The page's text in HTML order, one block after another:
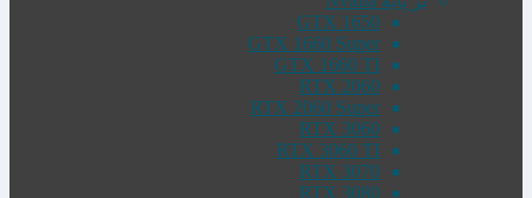
GTX 1650
GTX 1660 Super
GTX 1660 TI
RTX 2060
RTX 2060 Super
RTX 3060
RTX 3060 TI
RTX 3070
RTX 3080